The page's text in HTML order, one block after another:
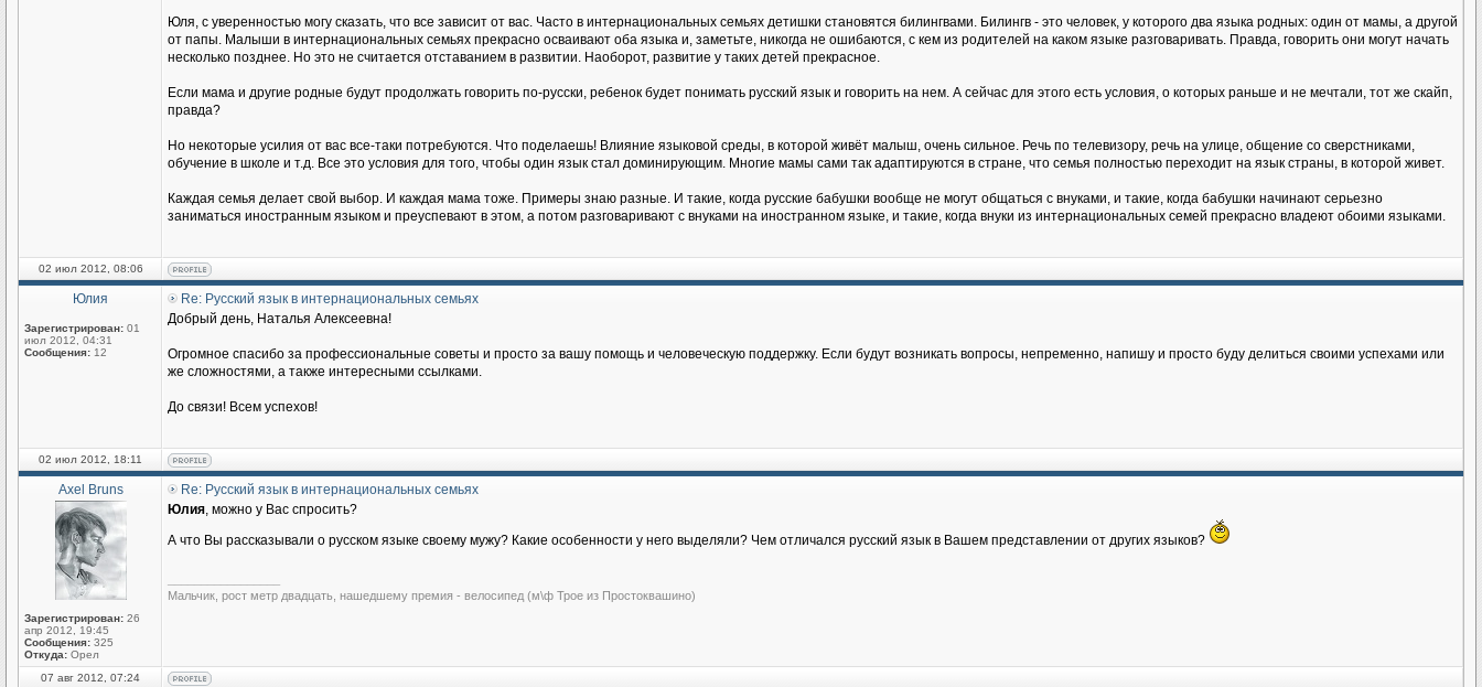
Юля, с уверенностью могу сказать, что все зависит от вас. Часто в интернациональных семьях детишки становятся билингвами. Билингв - это человек, у которого два языка родных: один от мамы, а другой
от папы. Малыши в интернациональных семьях прекрасно осваивают оба языка и, заметьте, никогда не ошибаются, с кем из родителей на каком языке разговаривать. Правда, говорить они могут начать
несколько позднее. Но это не считается отставанием в развитии. Наоборот, развитие у таких детей прекрасное.
Если мама и другие родные будут продолжать говорить по-русски, ребенок будет понимать русский язык и говорить на нем. А сейчас для этого есть условия, о которых раньше и не мечтали, тот же скайп,
правда?
Но некоторые усилия от вас все-таки потребуются. Что поделаешь! Влияние языковой среды, в которой живёт малыш, очень сильное. Речь по телевизору, речь на улице, общение со сверстниками,
обучение в школе и т.д. Все это условия для того, чтобы один язык стал доминирующим. Многие мамы сами так адаптируются в стране, что семья полностью переходит на язык страны, в которой живет.
Каждая семья делает свой выбор. И каждая мама тоже. Примеры знаю разные. И такие, когда русские бабушки вообще не могут общаться с внуками, и такие, когда бабушки начинают серьезно
заниматься иностранным языком и преуспевают в этом, а потом разговаривают с внуками на иностранном языке, и такие, когда внуки из интернациональных семей прекрасно владеют обоими языками.
02 июл 2012, 08:06
Юлия
Зарегистрирован: 01
июл 2012, 04:31
Сообщения: 12
Re: Русский язык в интернациональных семьях
Добрый день, Наталья Алексеевна!
Огромное спасибо за профессиональные советы и просто за вашу помощь и человеческую поддержку. Если будут возникать вопросы, непременно, напишу и просто буду делиться своими успехами или
же сложностями, а также интересными ссылками.
До связи! Всем успехов!
02 июл 2012, 18:11
Axel Bruns
Зарегистрирован: 26
апр 2012, 19:45
Сообщения: 325
Откуда: Орел
Re: Русский язык в интернациональных семьях
Юлия, можно у Вас спросить?
А что Вы рассказывали о русском языке своему мужу? Какие особенности у него выделяли? Чем отличался русский язык в Вашем представлении от других языков?
Мальчик, рост метр двадцать, нашедшему премия - велосипед (м\ф Трое из Простоквашино)
07 авг 2012, 07:24